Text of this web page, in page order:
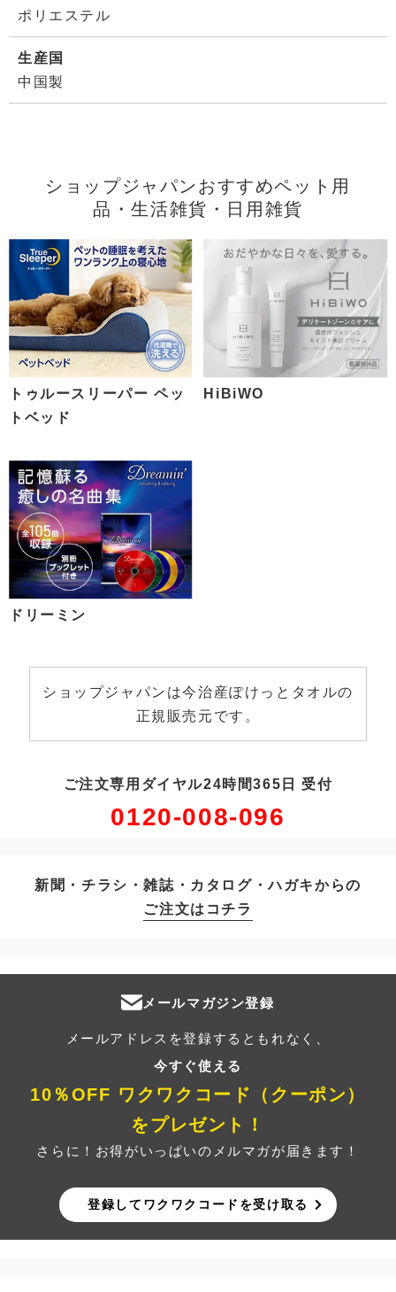
ポリエステル
生産国
中国製
ショップジャパンおすすめペット用
品・生活雑貨・日用雑貨
トゥルースリーパー ペッ
トベッド
HiBiWO
ドリーミン
ショップジャパンは今治産ぽけっとタオルの
正規販売元です。
ご注文専用ダイヤル24時間365日 受付
0120-008-096
新聞・チラシ・雑誌・カタログ・ハガキからの
ご注文はコチラ
メールマガジン登録
メールアドレスを登録するともれなく、
今すぐ使える
10％OFF ワクワクコード（クーポン）
をプレゼント！
さらに！お得がいっぱいのメルマガが届きます！
登録してワクワクコードを受け取る